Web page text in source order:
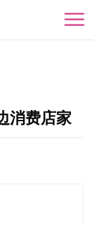
开
消费店家